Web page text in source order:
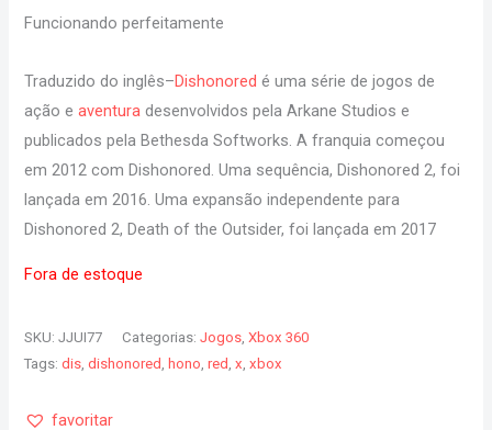
Funcionando perfeitamente
Traduzido do inglês–Dishonored é uma série de jogos de
ação e aventura desenvolvidos pela Arkane Studios e
publicados pela Bethesda Softworks. A franquia começou
em 2012 com Dishonored. Uma sequência, Dishonored 2, foi
lançada em 2016. Uma expansão independente para
Dishonored 2, Death of the Outsider, foi lançada em 2017
Fora de estoque
SKU:JJUI77 Categorias:Jogos,Xbox 360
Tags:dis,dishonored, hono,red,x,xbox
favoritar